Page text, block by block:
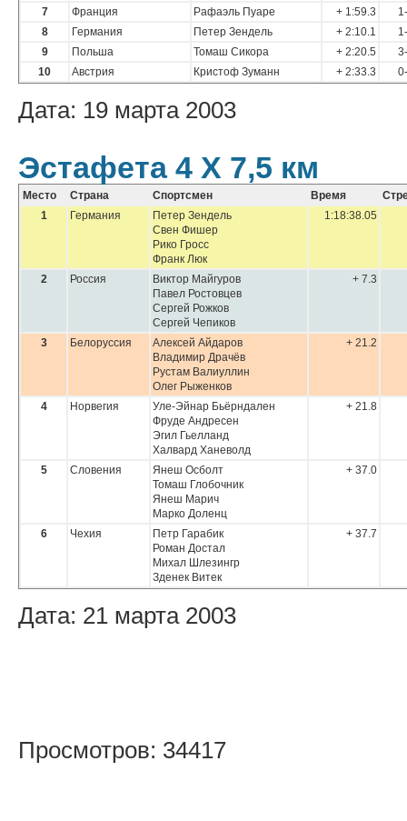
7 Франция Рафаэль Пуаре + 1:59.3
8
Германия Петер Зендель + 2:10.1
9
Польша Томаш Сикора + 2:20.5
10
Австрия Кристоф Зуманн + 2:33.3
Дата: 19 марта 2003
Эстафета 4 Х 7,5 км
Место Страна Спортсмен Время
1
Германия
Петер Зендель
Свен Фишер
Рико Гросс
Франк Люк
1:18:38.05
2
Россия
Виктор Майгуров
Павел Ростовцев
Сергей Рожков
Сергей Чепиков
+ 7.3
3
Белоруссия
Алексей Айдаров
Владимир Драчёв
Рустам Валиуллин
Олег Рыженков
+ 21.2
4
Норвегия
Уле-Эйнар Бьёрндален
Фруде Андресен
Эгил Гьелланд
Халвард Ханеволд
+ 21.8
5
Словения
Янеш Осболт
Томаш Глобочник
Янеш Марич
Марко Доленц
+ 37.0
6
Чехия
Петр Гарабик
Роман Достал
Михал Шлезингр
Зденек Витек
+ 37.7
Дата: 21 марта 2003
Просмотров: 34417